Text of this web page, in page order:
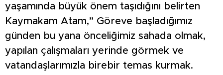
yaşamında büyük önem taşıdığını belirten
Kaymakam Atam,” Göreve başladığımız
günden bu yana önceliğimiz sahada olmak,
yapılan çalışmaları yerinde görmek ve
vatandaşlarımızla birebir temas kurmak.